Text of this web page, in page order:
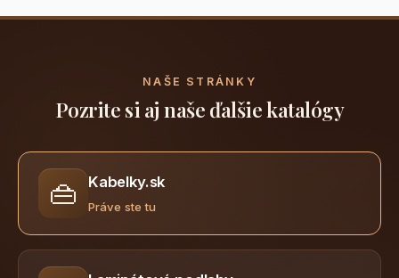
NAŠE STRÁNKY
Pozrite si aj naše ďalšie katalógy
👜 Kabelky.sk
Práve ste tu